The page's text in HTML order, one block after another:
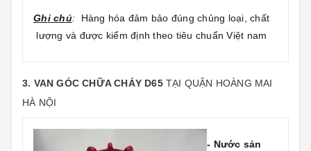
Ghi chú: Hàng hóa đảm bảo đúng chủng loại, chất
lượng và được kiểm định theo tiêu chuẩn Việt nam
3. VAN GÓC CHỮA CHÁY D65 TẠI QUẬN HOÀNG MAI
HÀ NỘI
- Nước sản